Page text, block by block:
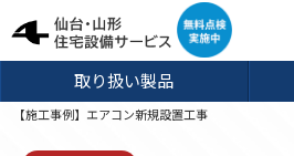
取り扱い製品
【施工事例】エアコン新規設置工事